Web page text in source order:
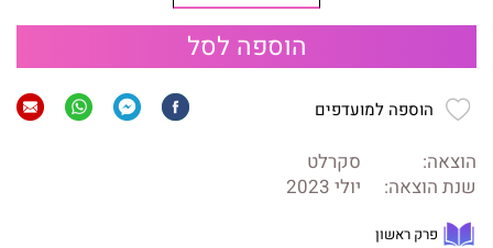
הוספה לסל
הוספה למועדפים
הוצאה:
סקרלט
שנת הוצאה:
יולי 2023
פרק ראשון